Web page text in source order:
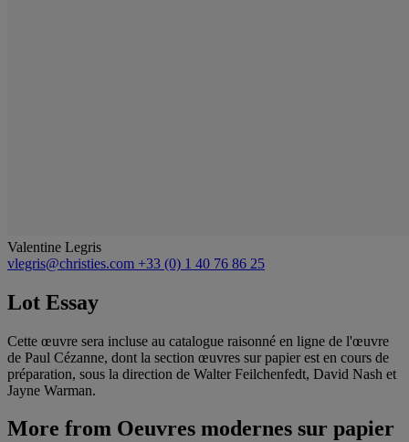
Valentine Legris
vlegris@christies.com +33 (0) 1 40 76 86 25
Lot Essay
Cette œuvre sera incluse au catalogue raisonné en ligne de l'œuvre
de Paul Cézanne, dont la section œuvres sur papier est en cours de
préparation, sous la direction de Walter Feilchenfedt, David Nash et
Jayne Warman.
More from Oeuvres modernes sur papier